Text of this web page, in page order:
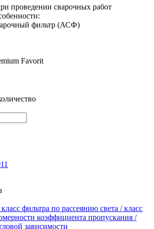
проведении сварочных работ
фильтр (АСФ)
Favorit
фильтра по рассеянию света / класс
коэффициента пропускания /
зависимости